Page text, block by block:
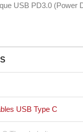
USB PD3.0 (Power
USB Type C